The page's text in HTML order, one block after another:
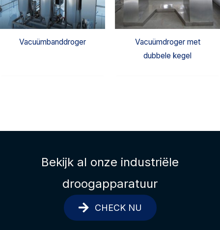
Vacuümbanddroger
Vacuümdroger met
dubbele kegel
Bekijk al onze industriële
droogapparatuur
CHECK NU